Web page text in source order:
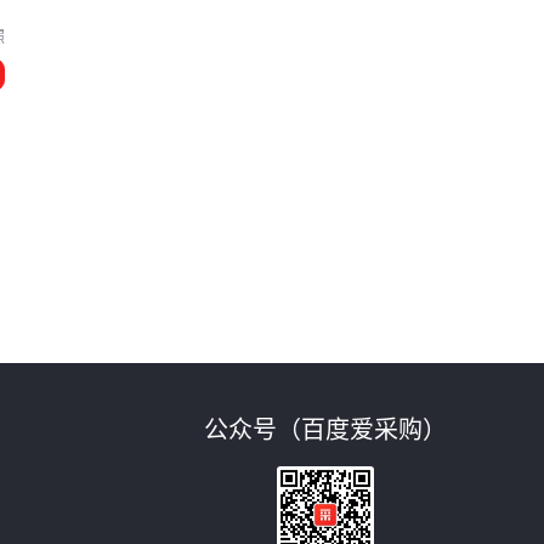
公众号（百度爱采购）